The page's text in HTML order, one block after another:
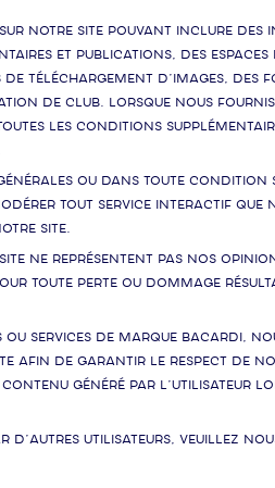
notre Site pouvant inclure des
et publications, des
téléchargement d’images,
de club. Lorsque nous
les conditions
ou dans toute condition
tout service interactif
Site.
ne représentent pas nos
toute perte ou dommage
services de marque Bacardi,
afin de garantir le respect de
généré par l’utilisateur
d’autres utilisateurs, veuillez